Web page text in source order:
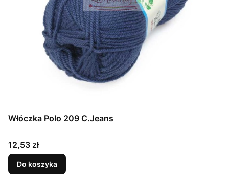
Włóczka Polo 209 C.Jeans
Cena
12,53 zł
Do koszyka